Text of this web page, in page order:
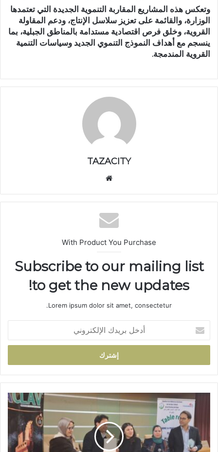
وتعكس هذه المشاريع المقاربة التنموية الجديدة التي تعتمدها
الوزارة، والقائمة على تعزيز سلاسل الإنتاج، ودعم المقاولة
القروية، وخلق فرص اقتصادية مستدامة بالمناطق الجبلية، بما
ينسجم مع أهداف النموذج التنموي الجديد وسياسات التنمية
القروية المندمجة.
TAZACITY
الوي
ب
With Product You Purchase
Subscribe to our mailing list
to get the new updates!
Lorem ipsum dolor sit amet, consectetur.
خ
ب
ر
لأ